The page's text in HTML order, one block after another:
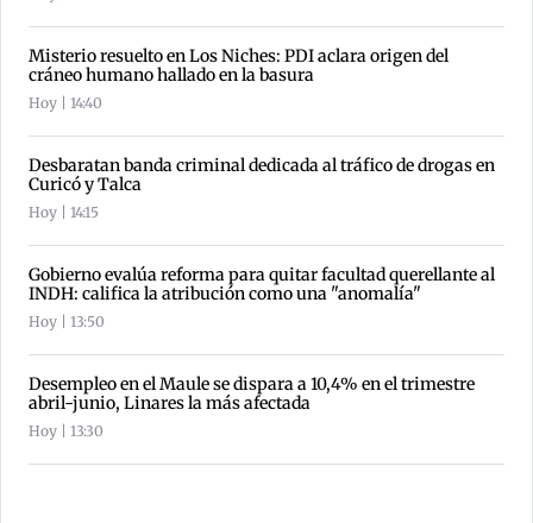
Misterio resuelto en Los Niches: PDI aclara origen del
cráneo humano hallado en la basura
Hoy | 14:40
Desbaratan banda criminal dedicada al tráfico de drogas en
Curicó y Talca
Hoy | 14:15
Gobierno evalúa reforma para quitar facultad querellante al
INDH: califica la atribución como una "anomalía"
Hoy | 13:50
Desempleo en el Maule se dispara a 10,4% en el trimestre
abril-junio, Linares la más afectada
Hoy | 13:30